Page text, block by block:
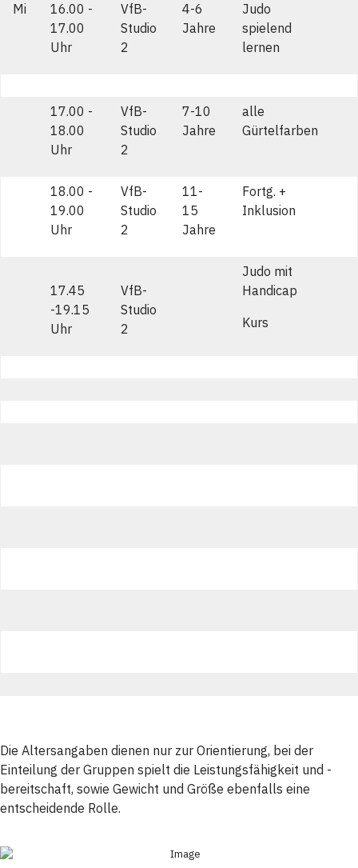
Mi
16.00 -
17.00
Uhr
VfB-
Studio
2
4-6
Jahre
Judo
spielend
lernen
17.00 -
18.00
Uhr
VfB-
Studio
2
7-10
Jahre
alle
Gürtelfarben
18.00 -
19.00
Uhr
VfB-
Studio
2
11-
15
Jahre
Fortg. +
Inklusion
17.45
-19.15
Uhr
VfB-
Studio
2
Judo mit
Handicap
Kurs
Die Altersangaben dienen nur zur Orientierung, bei der
Einteilung der Gruppen spielt die Leistungsfähigkeit und -
bereitschaft, sowie Gewicht und Größe ebenfalls eine
entscheidende Rolle.